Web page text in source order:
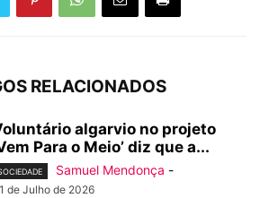
RELACIONADOS
algarvio no projeto
Para o Meio’ diz que a...
Samuel Mendonça -
de Julho de 2026